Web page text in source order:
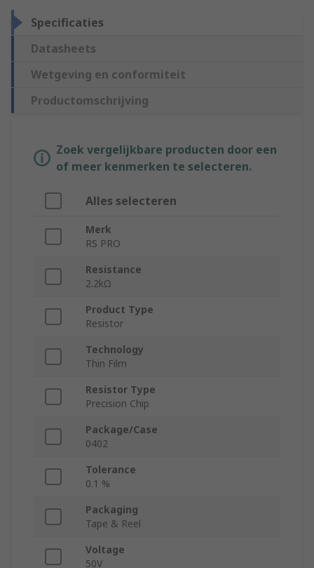
Specificaties
Datasheets
Wetgeving en conformiteit
Productomschrijving
Zoek vergelijkbare producten door een
of meer kenmerken te selecteren.
Alles selecteren
Merk
RS PRO
Resistance
2.2kΩ
Product Type
Resistor
Technology
Thin Film
Resistor Type
Precision Chip
Package/Case
0402
Tolerance
0.1 %
Packaging
Tape & Reel
Voltage
50V